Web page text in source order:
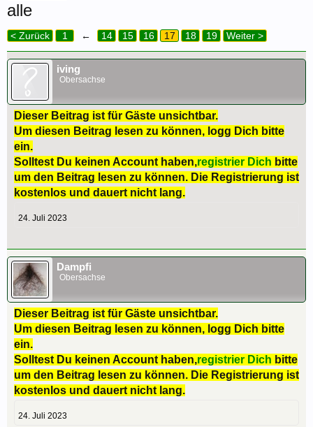
alle
< Zurück 1 ← 14 15 16 17 18 19 Weiter >
iving
Obersachse
Dieser Beitrag ist für Gäste unsichtbar.
Um diesen Beitrag lesen zu können, logg Dich bitte
ein.
Solltest Du keinen Account haben,registrier Dich bitte
um den Beitrag lesen zu können. Die Registrierung ist
kostenlos und dauert nicht lang.
24. Juli 2023
Dampfi
Obersachse
Dieser Beitrag ist für Gäste unsichtbar.
Um diesen Beitrag lesen zu können, logg Dich bitte
ein.
Solltest Du keinen Account haben,registrier Dich bitte
um den Beitrag lesen zu können. Die Registrierung ist
kostenlos und dauert nicht lang.
24. Juli 2023